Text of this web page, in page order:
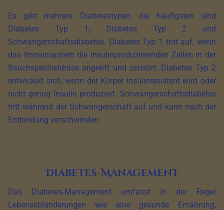
Es gibt mehrere Diabetestypen, die häufigsten sind
Diabetes Typ 1, Diabetes Typ 2 und
Schwangerschaftsdiabetes. Diabetes Typ 1 tritt auf, wenn
das Immunsystem die insulinproduzierenden Zellen in der
Bauchspeicheldrüse angreift und zerstört. Diabetes Typ 2
entwickelt sich, wenn der Körper insulinresistent wird oder
nicht genug Insulin produziert. Schwangerschaftsdiabetes
tritt während der Schwangerschaft auf und kann nach der
Entbindung verschwinden.
Diabetes-Management
Das Diabetes-Management umfasst in der Regel
Lebensstiländerungen wie eine gesunde Ernährung,